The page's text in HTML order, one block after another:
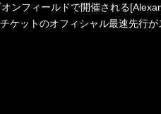
ンフィールドで開催される
ケットのオフィシャル最速先行が